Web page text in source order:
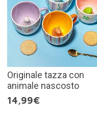
Originale tazza con
animale nascosto
14,99€